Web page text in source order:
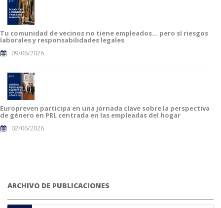
Tu comunidad de vecinos no tiene empleados… pero sí riesgos
laborales y responsabilidades legales
09/06/2026
Europreven participa en una jornada clave sobre la perspectiva
de género en PRL centrada en las empleadas del hogar
02/06/2026
ARCHIVO DE PUBLICACIONES